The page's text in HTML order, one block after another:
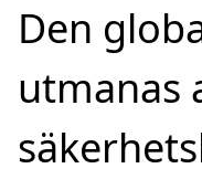
Den
utmanas